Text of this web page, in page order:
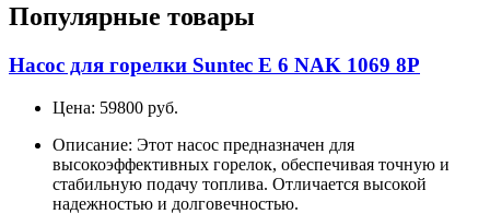
Популярные товары
Насос для горелки Suntec E 6 NAK 1069 8P
Цена: 59800 руб.
Описание: Этот насос предназначен для
высокоэффективных горелок, обеспечивая точную и
стабильную подачу топлива. Отличается высокой
надежностью и долговечностью.